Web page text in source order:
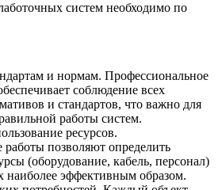
систем необходимо по
и нормам. Профессиональное
соблюдение всех
и стандартов, что важно для
работы систем.
ресурсов.
позволяют определить
(оборудование, кабель, персонал)
наиболее эффективным образом.